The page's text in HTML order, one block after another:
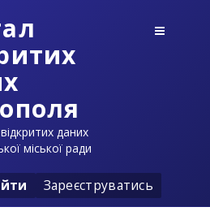
даних
міської ради
Зареєструватись